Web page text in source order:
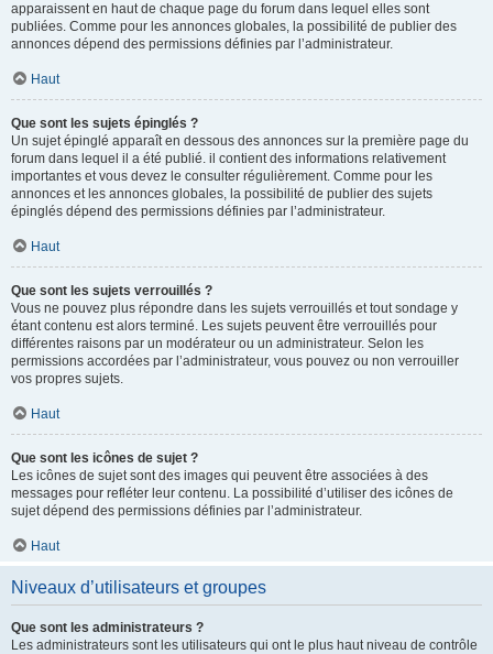
apparaissent en haut de chaque page du forum dans lequel elles sont
publiées. Comme pour les annonces globales, la possibilité de publier des
annonces dépend des permissions définies par l’administrateur.
Haut
Que sont les sujets épinglés ?
Un sujet épinglé apparaît en dessous des annonces sur la première page du
forum dans lequel il a été publié. il contient des informations relativement
importantes et vous devez le consulter régulièrement. Comme pour les
annonces et les annonces globales, la possibilité de publier des sujets
épinglés dépend des permissions définies par l’administrateur.
Haut
Que sont les sujets verrouillés ?
Vous ne pouvez plus répondre dans les sujets verrouillés et tout sondage y
étant contenu est alors terminé. Les sujets peuvent être verrouillés pour
différentes raisons par un modérateur ou un administrateur. Selon les
permissions accordées par l’administrateur, vous pouvez ou non verrouiller
vos propres sujets.
Haut
Que sont les icônes de sujet ?
Les icônes de sujet sont des images qui peuvent être associées à des
messages pour refléter leur contenu. La possibilité d’utiliser des icônes de
sujet dépend des permissions définies par l’administrateur.
Haut
Niveaux d’utilisateurs et groupes
Que sont les administrateurs ?
Les administrateurs sont les utilisateurs qui ont le plus haut niveau de contrôle